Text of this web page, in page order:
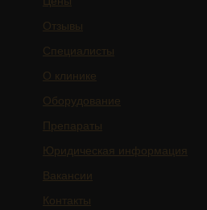
Отзывы
Специалисты
О клинике
Оборудование
Препараты
Юридическая информация
Вакансии
Контакты